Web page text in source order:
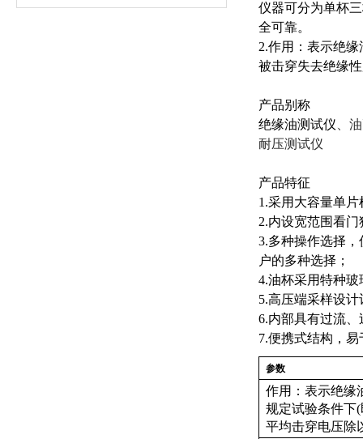
仪器可分为单杯
全可靠。
2.作用：表示绝
被击穿失去绝缘
产品别称
绝缘油测试仪 、
耐压测试仪
产品特征
1.采用大容量单
2.内设宽范围看
3.多种操作选择，
户的多种选择；
4.油杯采用特种
5.高压端采样设
6.内部具有过流
7.便携式结构，
参数
作用：表示绝缘
规定试验条件下
平均击穿电压除